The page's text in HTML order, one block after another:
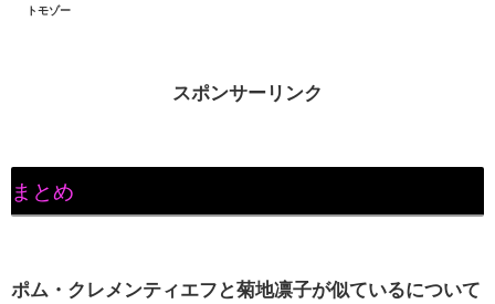
トモゾー
スポンサーリンク
まとめ
ポム・クレメンティエフと菊地凛子が似ているについて